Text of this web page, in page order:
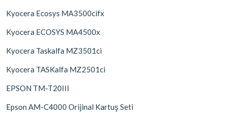
Kyocera Ecosys MA3500cifx
Kyocera ECOSYS MA4500x
Kyocera Taskalfa MZ3501ci
Kyocera TASKalfa MZ2501ci
EPSON TM-T20III
Epson AM-C4000 Orijinal Kartuş Seti